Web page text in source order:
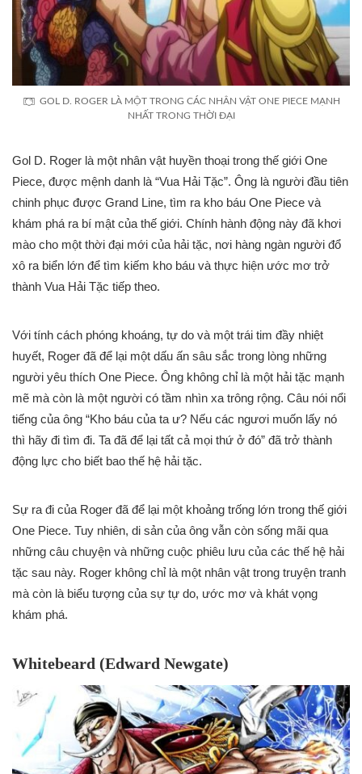
GOL D. ROGER LÀ MỘT TRONG CÁC NHÂN VẬT ONE PIECE MẠNH
NHẤT TRONG THỜI ĐẠI
Gol D. Roger là một nhân vật huyền thoại trong thế giới One
Piece, được mệnh danh là “Vua Hải Tặc”. Ông là người đầu tiên
chinh phục được Grand Line, tìm ra kho báu One Piece và
khám phá ra bí mật của thế giới. Chính hành động này đã khơi
mào cho một thời đại mới của hải tặc, nơi hàng ngàn người đổ
xô ra biển lớn để tìm kiếm kho báu và thực hiện ước mơ trở
thành Vua Hải Tặc tiếp theo.
Với tính cách phóng khoáng, tự do và một trái tim đầy nhiệt
huyết, Roger đã để lại một dấu ấn sâu sắc trong lòng những
người yêu thích One Piece. Ông không chỉ là một hải tặc mạnh
mẽ mà còn là một người có tầm nhìn xa trông rộng. Câu nói nổi
tiếng của ông “Kho báu của ta ư? Nếu các ngươi muốn lấy nó
thì hãy đi tìm đi. Ta đã để lại tất cả mọi thứ ở đó” đã trở thành
động lực cho biết bao thế hệ hải tặc.
Sự ra đi của Roger đã để lại một khoảng trống lớn trong thế giới
One Piece. Tuy nhiên, di sản của ông vẫn còn sống mãi qua
những câu chuyện và những cuộc phiêu lưu của các thế hệ hải
tặc sau này. Roger không chỉ là một nhân vật trong truyện tranh
mà còn là biểu tượng của sự tự do, ước mơ và khát vọng
khám phá.
Whitebeard (Edward Newgate)